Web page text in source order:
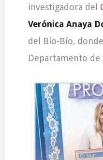
investigadora del
Verónica Anaya
del Bío-Bío,
Departamento de